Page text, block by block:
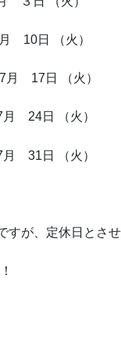
日 （火）
17日 （火）
24日 （火）
31日 （火）
すが、定休日とさせ